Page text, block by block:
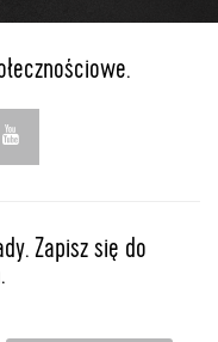
Zapisz się do